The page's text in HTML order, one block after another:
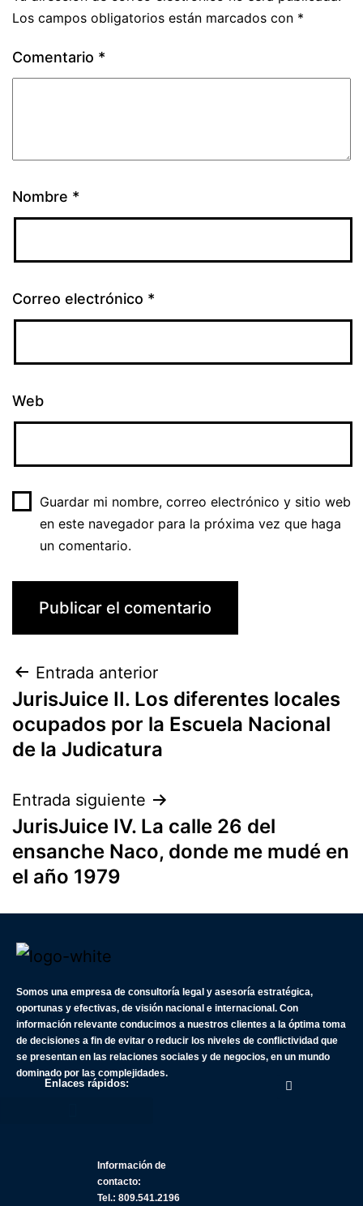
Los campos obligatorios están marcados con *
Comentario *
Nombre *
Correo electrónico *
Web
Guardar mi nombre, correo electrónico y sitio web
en este navegador para la próxima vez que haga
un comentario.
Entrada anterior
JurisJuice II. Los diferentes locales
ocupados por la Escuela Nacional
de la Judicatura
Entrada siguiente
JurisJuice IV. La calle 26 del
ensanche Naco, donde me mudé en
el año 1979
Somos una empresa de consultoría legal y asesoría estratégica,
oportunas y efectivas, de visión nacional e internacional. Con
información relevante conducimos a nuestros clientes a la óptima toma
de decisiones a fin de evitar o reducir los niveles de conflictividad que
se presentan en las relaciones sociales y de negocios, en un mundo
dominado por las complejidades.
Información de
contacto:
Tel.: 809.541.2196
Enlaces rápidos: